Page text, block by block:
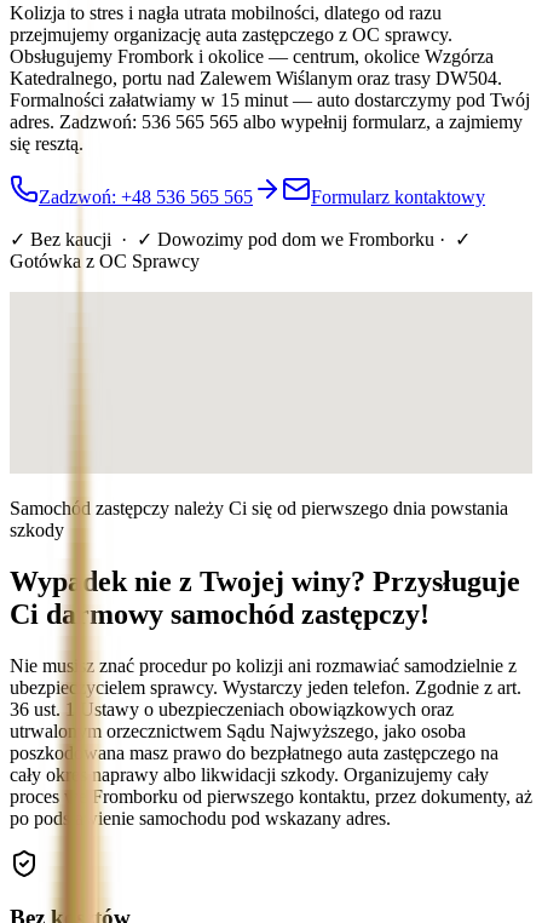
Kolizja to stres i nagła utrata mobilności, dlatego od razu
przejmujemy organizację auta zastępczego z OC sprawcy.
Obsługujemy Frombork i okolice — centrum, okolice Wzgórza
Katedralnego, portu nad Zalewem Wiślanym oraz trasy DW504.
Formalności załatwiamy w 15 minut — auto dostarczymy pod Twój
adres. Zadzwoń: 536 565 565 albo wypełnij formularz, a zajmiemy
się resztą.
Zadzwoń: +48 536 565 565 Formularz kontaktowy
✓ Bez kaucji · ✓ Dowozimy pod dom we Fromborku · ✓
Gotówka z OC Sprawcy
Samochód zastępczy należy Ci się od pierwszego dnia powstania
szkody
Wypadek nie z Twojej winy? Przysługuje
Ci darmowy samochód zastępczy!
Nie musisz znać procedur po kolizji ani rozmawiać samodzielnie z
ubezpieczycielem sprawcy. Wystarczy jeden telefon. Zgodnie z art.
36 ust. 1 Ustawy o ubezpieczeniach obowiązkowych oraz
utrwalonym orzecznictwem Sądu Najwyższego, jako osoba
poszkodowana masz prawo do bezpłatnego auta zastępczego na
cały okres naprawy albo likwidacji szkody. Organizujemy cały
proces we Fromborku od pierwszego kontaktu, przez dokumenty, aż
po podstawienie samochodu pod wskazany adres.